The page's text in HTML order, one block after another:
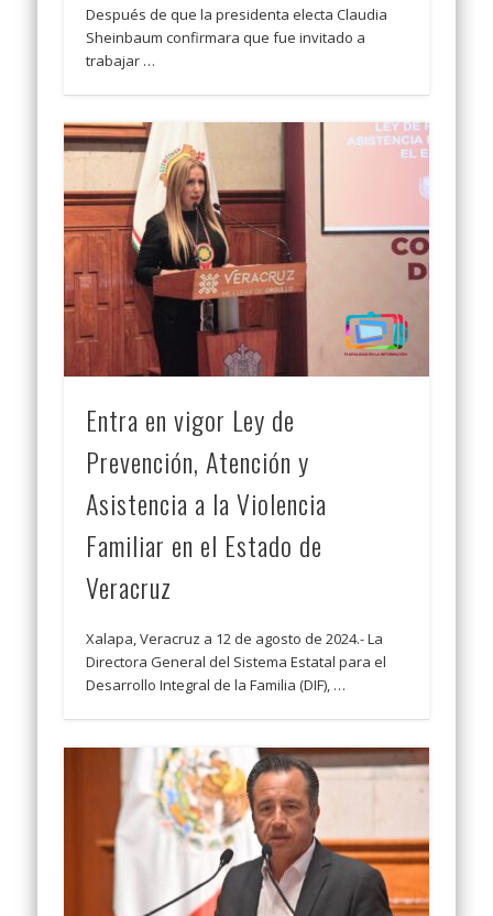
Después de que la presidenta electa Claudia
Sheinbaum confirmara que fue invitado a
trabajar …
Entra en vigor Ley de
Prevención, Atención y
Asistencia a la Violencia
Familiar en el Estado de
Veracruz
Xalapa, Veracruz a 12 de agosto de 2024.- La
Directora General del Sistema Estatal para el
Desarrollo Integral de la Familia (DIF), …